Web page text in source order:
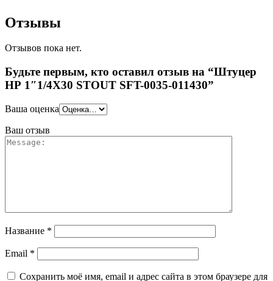
Отзывы
Отзывов пока нет.
Будьте первым, кто оставил отзыв на “Штуцер
НР 1″1/4X30 STOUT SFT-0035-011430”
Ваша оценка
Ваш отзыв
Название *
Email *
Сохранить моё имя, email и адрес сайта в этом браузере для